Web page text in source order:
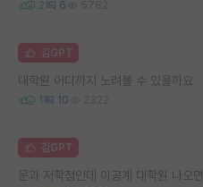
2 6 5782
김GPT
대학원 어디까지 노려볼 수 있을까요
1 10 2322
김GPT
문과 저학점인데 이공계 대학원 나오면